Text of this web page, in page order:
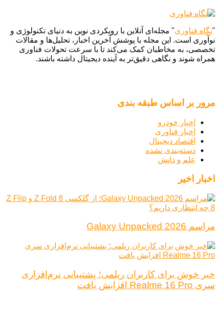
"نگاه فناوری" مجله‌ای آنلاین با رویکردی نوین به دنیای تکنولوژی و
نوآوری است. این مجله با پوشش آخرین اخبار، تحلیل‌ها و مقالات
تخصصی، به مخاطبان کمک می‌کند تا با سرعت تحولات فناوری
همراه شوند و نگاهی دقیق‌تر به آینده دیجیتال داشته باشند.
مرور بر اساس طبقه بندی
اخبار خودرو
اخبار فناوری
اقتصاد دیجیتال
دسته‌بندی نشده
علم و دانش
اخبار اخیر
مراسم Galaxy Unpacked 2026
خبر خوش برای کاربران ریلمی؛ پشتیبانی نرم‌افزاری
سری Realme 16 Pro افزایش یافت